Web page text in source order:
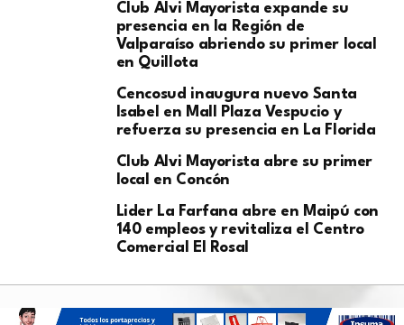
Club Alvi Mayorista expande su
presencia en la Región de
Valparaíso abriendo su primer local
en Quillota
Cencosud inaugura nuevo Santa
Isabel en Mall Plaza Vespucio y
refuerza su presencia en La Florida
Club Alvi Mayorista abre su primer
local en Concón
Lider La Farfana abre en Maipú con
140 empleos y revitaliza el Centro
Comercial El Rosal